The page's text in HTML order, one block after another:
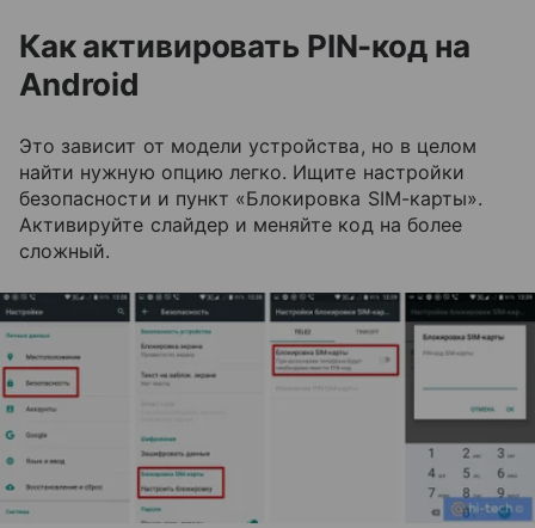
Как активировать PIN-код на
Android
Это зависит от модели устройства, но в целом
найти нужную опцию легко. Ищите настройки
безопасности и пункт «Блокировка SIM-карты».
Активируйте слайдер и меняйте код на более
сложный.